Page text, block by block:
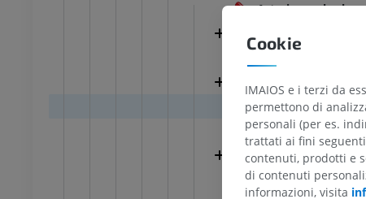
Arteria cerebrale
Arteria occipitale
Arteria occipitale
SegmentoP4
Arteria occipitale
Arteria occipitale
Cookie
IMAIOS e i terzi da
permettono di
personali (per es.
trattati ai fini
contenuti, prodotti e
di contenuti
informazioni, visita